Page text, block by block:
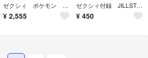
ゼクシィ ポケモン 婚姻届 ラスト1セット
¥ 2,555
ゼクシィ付録 JILLSTUART ポーチ&エコバックSET
¥ 450